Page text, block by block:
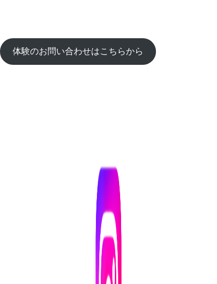
体験のお問い合わせはこちらから